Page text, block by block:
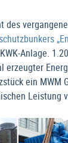
des
Anlage.
erzeugter
ein MWM
Leistung